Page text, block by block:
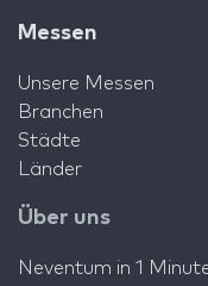
Messen
Unsere Messen
Branchen
Städte
Länder
Über uns
Neventum in 1